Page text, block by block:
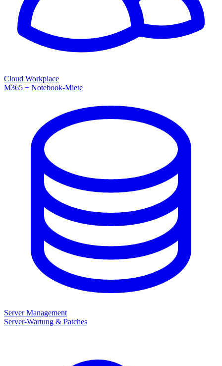
Cloud Workplace
M365 + Notebook-Miete
Server Management
Server-Wartung & Patches